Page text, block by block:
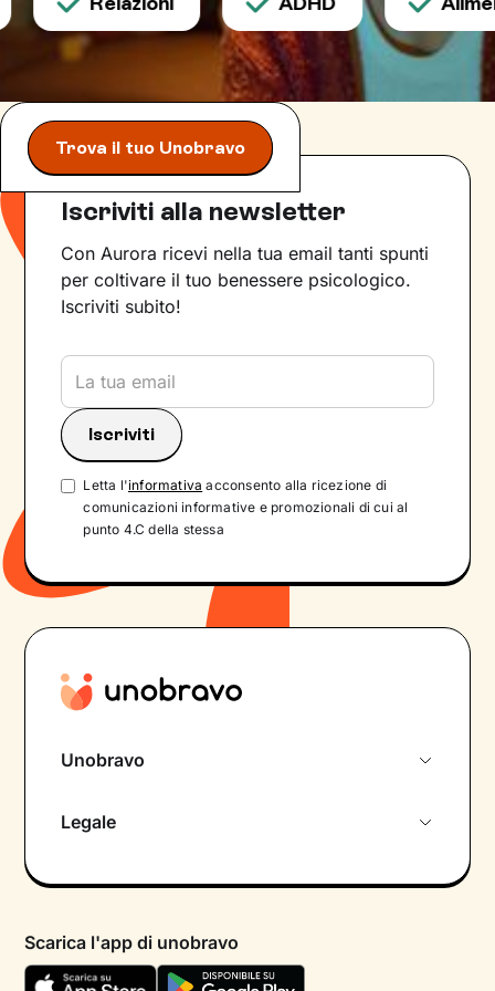
Trova il tuo Unobravo
Iscriviti alla newsletter
Con Aurora ricevi nella tua email tanti spunti
per coltivare il tuo benessere psicologico.
Iscriviti subito!
Letta l'informativa acconsento alla ricezione di
comunicazioni informative e promozionali di cui al
punto 4.C della stessa
Unobravo
Psicologo in chat
Aiuto urgente
Legale
Termini e condizioni
Scarica l'app di unobravo